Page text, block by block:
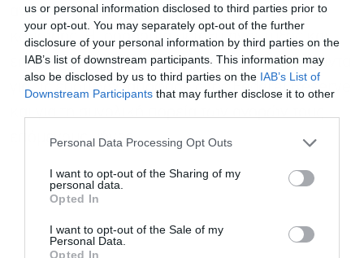
us or personal information disclosed to third parties prior to
your opt-out. You may separately opt-out of the further
disclosure of your personal information by third parties on the
IAB’s list of downstream participants. This information may
also be disclosed by us to third parties on the IAB’s List of
Downstream Participants that may further disclose it to other
Personal Data Processing Opt Outs
I want to opt-out of the Sharing of my
personal data.
Opted In
I want to opt-out of the Sale of my
Personal Data.
Opted In
ανθεκτικότητας, αλλά με ενδείξεις σταδιακής
κόπωσης. Η ισορροπία μεταξύ ανάπτυξης και
επιβράδυνσης θα αποτελέσει κρίσιμο παράγοντα
για τις επόμενες αποφάσεις της Federal Reserve
επόμενους μήνες.
Εγγραφή στο
newsletter
Αποδέχομαι τους